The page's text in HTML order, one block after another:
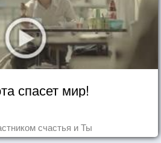
спасет мир!
счастья и Ты